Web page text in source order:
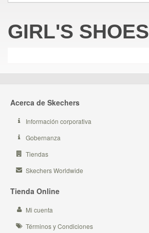
GIRL'S SHOES
Acerca de Skechers
Información corporativa
Gobernanza
Tiendas
Skechers Worldwide
Tienda Online
Mi cuenta
Términos y Condiciones